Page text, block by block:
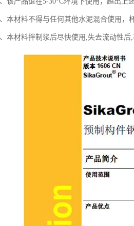
本材料不得与任何其他水泥混合使用，
本材料拌制浆后尽快使用,失去流动性后,